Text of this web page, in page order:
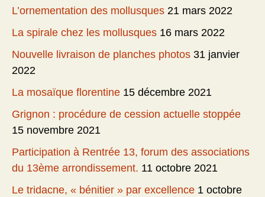
L’ornementation des mollusques 21 mars 2022
La spirale chez les mollusques 16 mars 2022
Nouvelle livraison de planches photos 31 janvier
2022
La mosaïque florentine 15 décembre 2021
Grignon : procédure de cession actuelle stoppée
15 novembre 2021
Participation à Rentrée 13, forum des associations
du 13ème arrondissement. 11 octobre 2021
Le tridacne, « bénitier » par excellence 1 octobre